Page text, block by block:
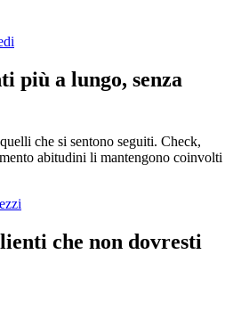
più a lungo, senza
che si sentono seguiti. Check,
abitudini li mantengono coinvolti
che non dovresti